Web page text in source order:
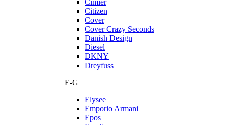
Cimier
Citizen
Cover
Cover Crazy Seconds
Danish Design
Diesel
DKNY
Dreyfuss
E-G
Elysee
Emporio Armani
Epos